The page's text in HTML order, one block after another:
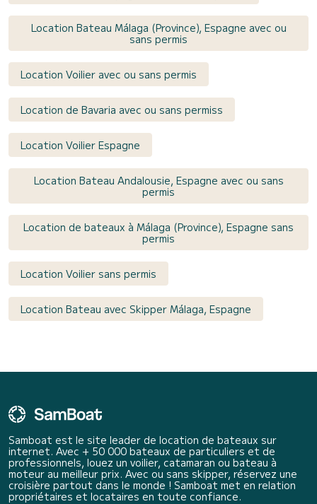
Location Bateau Málaga (Province), Espagne avec ou
sans permis
Location Voilier avec ou sans permis
Location de Bavaria avec ou sans permiss
Location Voilier Espagne
Location Bateau Andalousie, Espagne avec ou sans
permis
Location de bateaux à Málaga (Province), Espagne sans
permis
Location Voilier sans permis
Location Bateau avec Skipper Málaga, Espagne
Samboat est le site leader de location de bateaux sur
internet. Avec + 50 000 bateaux de particuliers et de
professionnels, louez un voilier, catamaran ou bateau à
moteur au meilleur prix. Avec ou sans skipper, réservez une
croisière partout dans le monde ! Samboat met en relation
propriétaires et locataires en toute confiance.